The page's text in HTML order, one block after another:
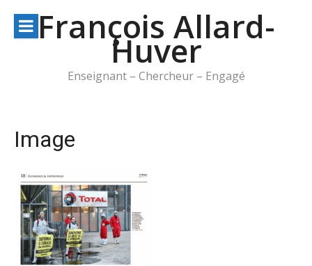
contenuFrançois Allard-
Huver
Enseignant – Chercheur – Engagé
Image